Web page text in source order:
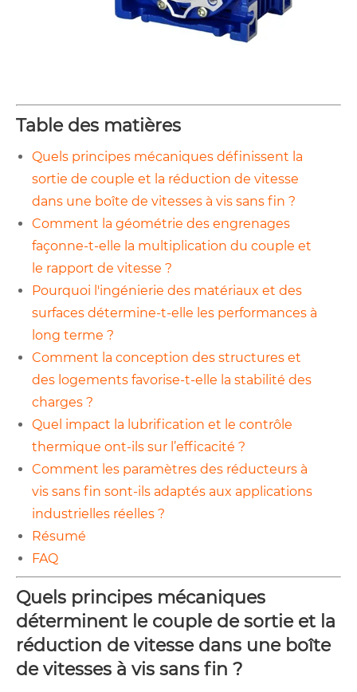
Table des matières
Quels principes mécaniques définissent la
sortie de couple et la réduction de vitesse
dans une boîte de vitesses à vis sans fin ?
Comment la géométrie des engrenages
façonne-t-elle la multiplication du couple et
le rapport de vitesse ?
Pourquoi l'ingénierie des matériaux et des
surfaces détermine-t-elle les performances à
long terme ?
Comment la conception des structures et
des logements favorise-t-elle la stabilité des
charges ?
Quel impact la lubrification et le contrôle
thermique ont-ils sur l’efficacité ?
Comment les paramètres des réducteurs à
vis sans fin sont-ils adaptés aux applications
industrielles réelles ?
Résumé
FAQ
Quels principes mécaniques
déterminent le couple de sortie et la
réduction de vitesse dans une boîte
de vitesses à vis sans fin ?